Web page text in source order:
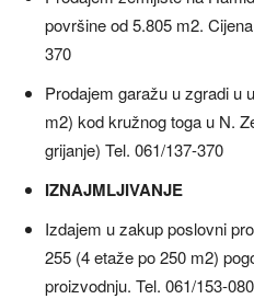
površine od 5.805 m2.
370
Prodajem garažu u zgradi u
m2) kod kružnog toga u N.
grijanje) Tel. 061/137-370
IZNAJMLJIVANJE
Izdajem u zakup poslovni
255 (4 etaže po 250 m2)
proizvodnju. Tel. 061/153-080